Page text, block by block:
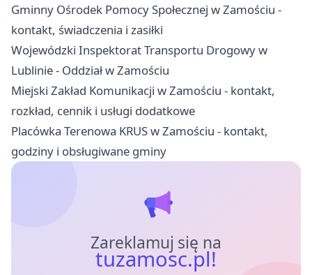
Gminny Ośrodek Pomocy Społecznej w Zamościu -
kontakt, świadczenia i zasiłki
Wojewódzki Inspektorat Transportu Drogowy w
Lublinie - Oddział w Zamościu
Miejski Zakład Komunikacji w Zamościu - kontakt,
rozkład, cennik i usługi dodatkowe
Placówka Terenowa KRUS w Zamościu - kontakt,
godziny i obsługiwane gminy
Zareklamuj się na
tuzamosc.pl!